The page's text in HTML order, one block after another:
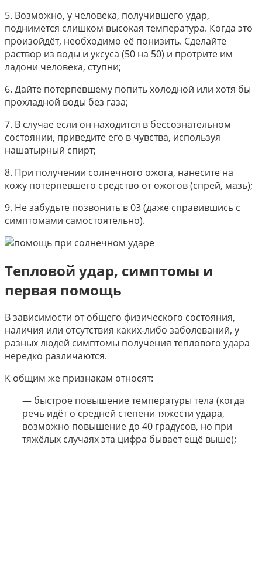
5. Возможно, у человека, получившего удар,
поднимется слишком высокая температура. Когда это
произойдёт, необходимо её понизить. Сделайте
раствор из воды и уксуса (50 на 50) и протрите им
ладони человека, ступни;
6. Дайте потерпевшему попить холодной или хотя бы
прохладной воды без газа;
7. В случае если он находится в бессознательном
состоянии, приведите его в чувства, используя
нашатырный спирт;
8. При получении солнечного ожога, нанесите на
кожу потерпевшего средство от ожогов (спрей, мазь);
9. Не забудьте позвонить в 03 (даже справившись с
симптомами самостоятельно).
Тепловой удар, симптомы и
первая помощь
В зависимости от общего физического состояния,
наличия или отсутствия каких-либо заболеваний, у
разных людей симптомы получения теплового удара
нередко различаются.
К общим же признакам относят:
— быстрое повышение температуры тела (когда
речь идёт о средней степени тяжести удара,
возможно повышение до 40 градусов, но при
тяжёлых случаях эта цифра бывает ещё выше);